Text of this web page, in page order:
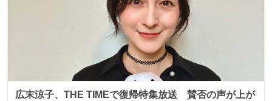
広末涼子、THE TIMEで復帰特集放送 賛否の声が上が